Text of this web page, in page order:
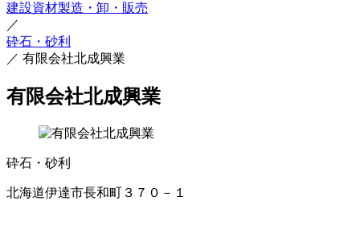
建設資材製造・卸・販売
／
砕石・砂利
／ 有限会社北成興業
有限会社北成興業
砕石・砂利
北海道伊達市長和町３７０－１